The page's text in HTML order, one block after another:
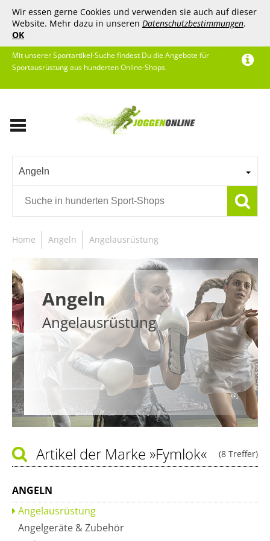
Wir essen gerne Cookies und verwenden sie auch auf dieser
Website. Mehr dazu in unseren Datenschutzbestimmungen.
OK
Mit unserer Sportartikel-Suche findest Du die Angebote für
Sportausrüstung aus hunderten Online-Shops.
Angeln
Home Angeln Angelausrüstung
Angeln
Angelausrüstung
(8 Treffer)
Artikel der Marke »Fymlok«
ANGELN
Angelausrüstung
Angelgeräte & Zubehör